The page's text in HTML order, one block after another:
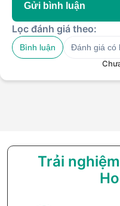
Gửi bình luận
Lọc đánh giá theo:
Bình luận Đánh giá có
Trải